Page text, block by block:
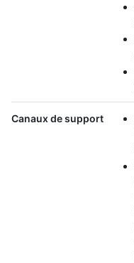
Canaux de support